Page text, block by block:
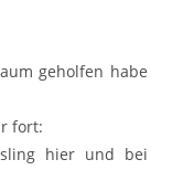
geholfen habe
fort:
hier und bei